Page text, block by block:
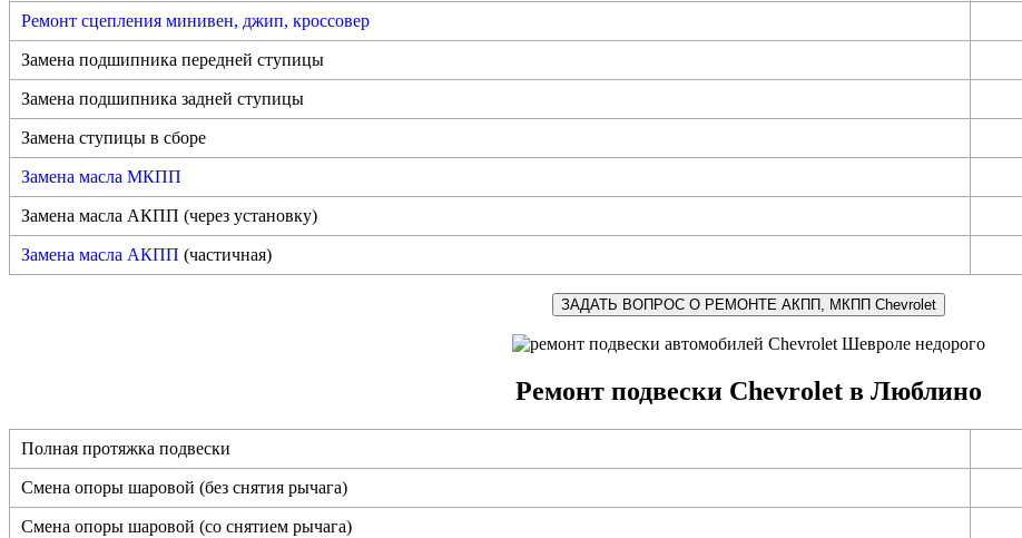
Ремонт сцепления минивен, джип, кроссовер
Замена подшипника передней ступицы
Замена подшипника задней ступицы
Замена ступицы в сборе
Замена масла МКПП
Замена масла АКПП (через установку)
Замена масла АКПП (частичная)
ЗАДАТЬ ВОПРОС О РЕМОНТЕ АКПП, МКПП Chevrolet
Ремонт подвески Chevrolet в Люблино
Полная протяжка подвески
Смена опоры шаровой (без снятия рычага)
Смена опоры шаровой (со снятием рычага)